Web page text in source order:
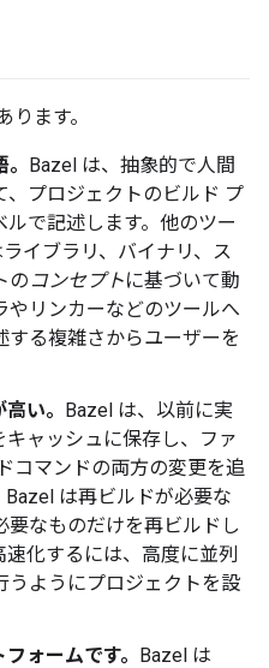
ます。
Bazel は、抽象的で人間
、プロジェクトのビルド プ
で記述します。他のツー
イブラリ、バイナリ、ス
の コンセプトに基づいて動
やリンカーなどのツールへ
する複雑さからユーザーを
い。 Bazel は、以前に実
ャッシュに保存し、ファ
コマンドの両方の変更を追
は再ビルドが必要な
要なものだけを再ビルドし
速化するには、高度に並列
うようにプロジェクトを設
ォームです。 Bazel は